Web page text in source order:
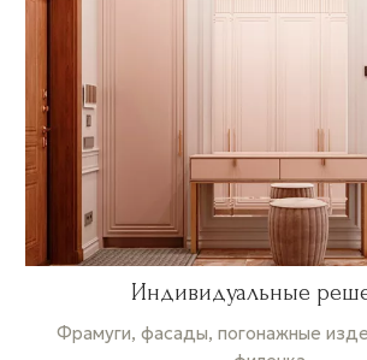
Индивидуальные
Фрамуги, фасады, погонажные